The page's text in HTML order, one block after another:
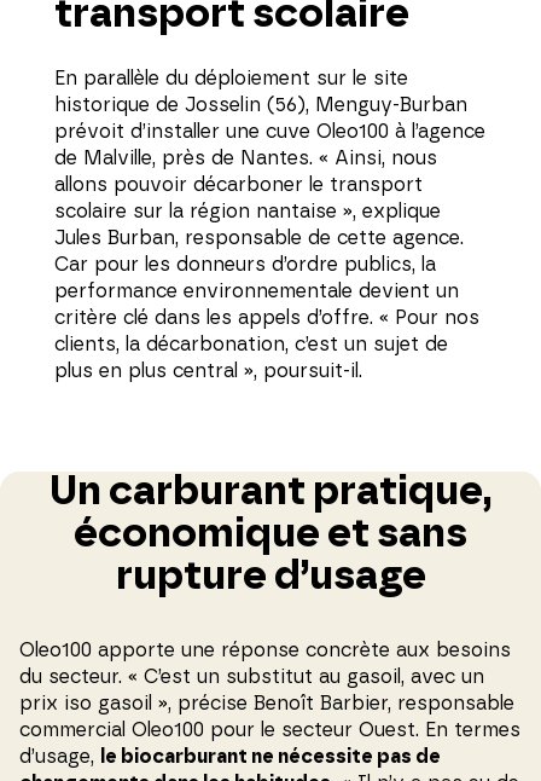
transport scolaire
En parallèle du déploiement sur le site
historique de Josselin (56), Menguy-Burban
prévoit d’installer une cuve Oleo100 à l’agence
de Malville, près de Nantes. « Ainsi, nous
allons pouvoir décarboner le transport
scolaire sur la région nantaise », explique
Jules Burban, responsable de cette agence.
Car pour les donneurs d’ordre publics, la
performance environnementale devient un
critère clé dans les appels d’offre. « Pour nos
clients, la décarbonation, c’est un sujet de
plus en plus central », poursuit-il.
Un carburant pratique,
économique et sans
rupture d’usage
Oleo100 apporte une réponse concrète aux besoins
du secteur. « C’est un substitut au gasoil, avec un
prix iso gasoil », précise Benoît Barbier, responsable
commercial Oleo100 pour le secteur Ouest. En termes
d’usage,
le biocarburant ne nécessite pas de